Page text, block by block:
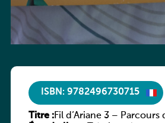
ISBN: 9782496730715
Titre :Fil d’Ariane 3 – Parcours